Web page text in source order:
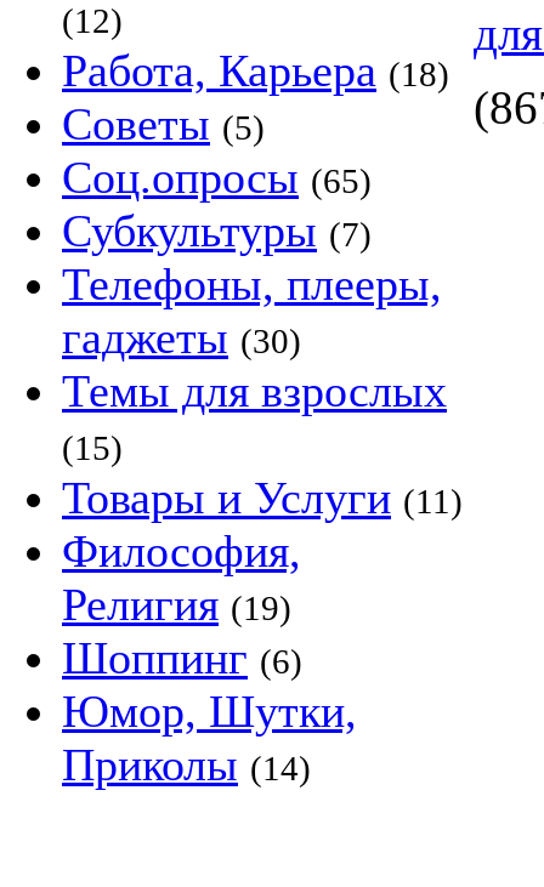
(12)
Работа, Карьера (18)
Советы (5)
Соц.опросы (65)
Субкультуры (7)
Телефоны, плееры,
гаджеты (30)
Темы для взрослых
(15)
Товары и Услуги (11)
Философия,
Религия (19)
Шоппинг (6)
Юмор, Шутки,
Приколы (14)